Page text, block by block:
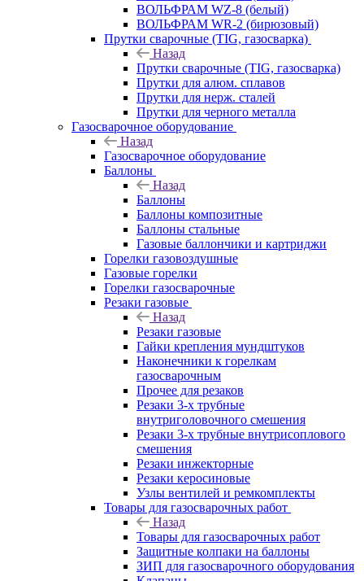
ВОЛЬФРАМ WZ-8 (белый)
ВОЛЬФРАМ WR-2 (бирюзовый)
Прутки сварочные (TIG, газосварка)
Назад
Прутки сварочные (TIG, газосварка)
Прутки для алюм. сплавов
Прутки для нерж. сталей
Прутки для черного металла
Газосварочное оборудование
Назад
Газосварочное оборудование
Баллоны
Назад
Баллоны
Баллоны композитные
Баллоны стальные
Газовые баллончики и картриджи
Горелки газовоздушные
Газовые горелки
Горелки газосварочные
Резаки газовые
Назад
Резаки газовые
Гайки крепления мундштуков
Наконечники к горелкам
газосварочным
Прочее для резаков
Резаки 3-х трубные
внутриголовочного смешения
Резаки 3-х трубные внутрисоплового
смешения
Резаки инжекторные
Резаки керосиновые
Узлы вентилей и ремкомплекты
Товары для газосварочных работ
Назад
Товары для газосварочных работ
Защитные колпаки на баллоны
ЗИП для газосварочного оборудования